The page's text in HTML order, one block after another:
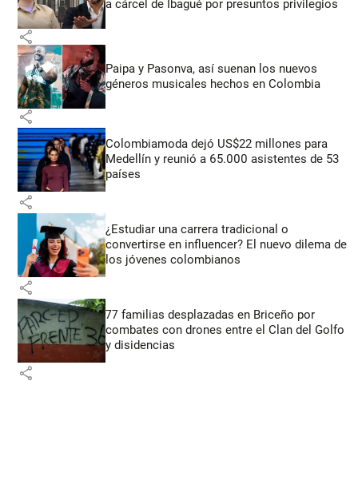
a cárcel de Ibagué por presuntos privilegios
share
Paipa y Pasonva, así suenan los nuevos
géneros musicales hechos en Colombia
share
Colombiamoda dejó US$22 millones para
Medellín y reunió a 65.000 asistentes de 53
países
share
¿Estudiar una carrera tradicional o
convertirse en influencer? El nuevo dilema de
los jóvenes colombianos
share
77 familias desplazadas en Briceño por
combates con drones entre el Clan del Golfo
y disidencias
share